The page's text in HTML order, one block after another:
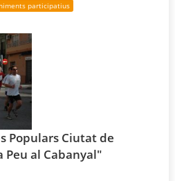
participatius
Populars Ciutat de
Peu al Cabanyal"